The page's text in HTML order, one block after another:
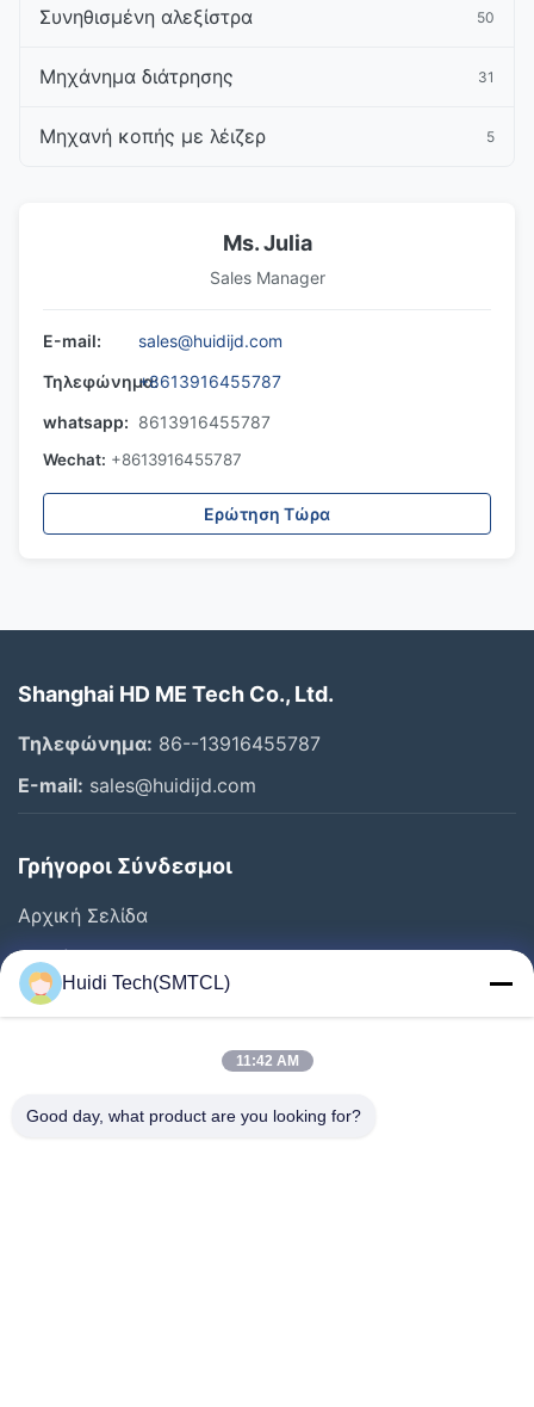
Συνηθισμένη αλεξίστρα 50
Μηχάνημα διάτρησης 31
Μηχανή κοπής με λέιζερ 5
Ms. Julia
Sales Manager
Ε-mail:
sales@huidijd.com
Τηλεφώνημα:+8613916455787
whatsapp: 8613916455787
Wechat: +8613916455787
Ερώτηση Τώρα
Shanghai HD ME Tech Co., Ltd.
Τηλεφώνημα: 86--13916455787
Ε-mail: sales@huidijd.com
Γρήγοροι Σύνδεσμοι
Αρχική Σελίδα
Προϊόντα
Βίντεο
Ποιοτικός Έλεγχος
Huidi Tech(SMTCL)
11:42 AM
Good day, what product are you looking for?